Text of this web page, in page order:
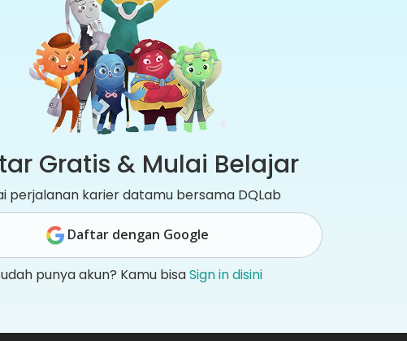
Gratis & Mulai Belajar
perjalanan karier datamu bersama DQLab
Daftar dengan Google
punya akun? Kamu bisaSign in disini